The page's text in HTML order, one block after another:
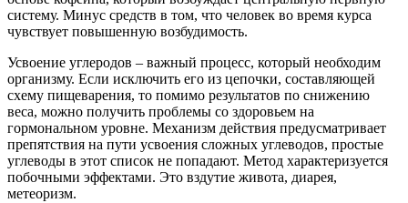
систему. Минус средств в том, что человек во время курса
чувствует повышенную возбудимость.
Усвоение углеродов – важный процесс, который необходим
организму. Если исключить его из цепочки, составляющей
схему пищеварения, то помимо результатов по снижению
веса, можно получить проблемы со здоровьем на
гормональном уровне. Механизм действия предусматривает
препятствия на пути усвоения сложных углеводов, простые
углеводы в этот список не попадают. Метод характеризуется
побочными эффектами. Это вздутие живота, диарея,
метеоризм.